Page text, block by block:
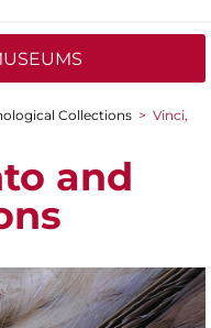
Collections > Vinci,
and